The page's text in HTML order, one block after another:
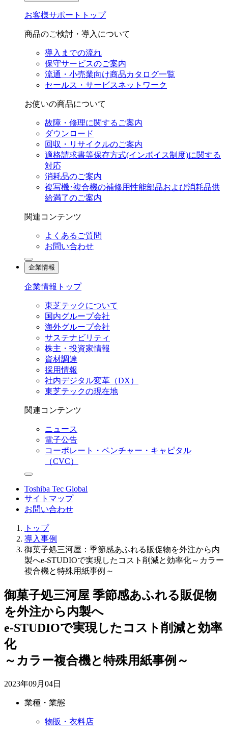
お客様サポートトップ
商品のご検討・導入について
導入までの流れ
保守サービスのご案内
流通・小売業向け商品カタログ一覧
セールス・サービスネットワーク
お使いの商品について
故障・修理に関するご案内
ダウンロード
回収・リサイクルのご案内
適格請求書等保存方式(インボイス制度)に関する
対応
消耗品のご案内
複写機･複合機の補修用性能部品および消耗品供
給満了のご案内
関連コンテンツ
よくあるご質問
お問い合わせ
企業情報
企業情報トップ
東芝テックについて
国内グループ会社
海外グループ会社
サステナビリティ
株主・投資家情報
資材調達
採用情報
社内デジタル変革（DX）
東芝テックの現在地
関連コンテンツ
ニュース
電子公告
コーポレート・ベンチャー・キャピタル
（CVC）
Toshiba Tec Global
サイトマップ
お問い合わせ
トップ
導入事例
御菓子処三河屋：季節感あふれる販促物を外注から内
製へe-STUDIOで実現したコスト削減と効率化～カラー
複合機と特殊用紙事例～
御菓子処三河屋 季節感あふれる販促物
を外注から内製へ
e-STUDIOで実現したコスト削減と効率
化
～カラー複合機と特殊用紙事例～
2023年09月04日
業種・業態
物販・衣料店